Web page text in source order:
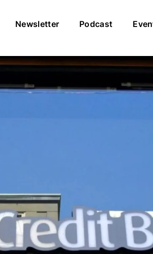
Newsletter Podcast